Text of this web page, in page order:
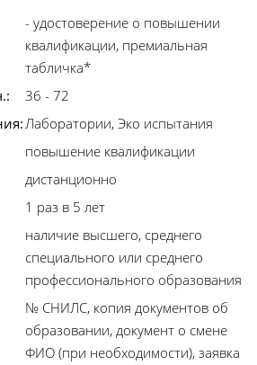
- удостоверение о повышении
квалификации, премиальная
табличка*
36 - 72
Лаборатории, Эко испытания
повышение квалификации
дистанционно
1 раз в 5 лет
наличие высшего, среднего
специального или среднего
профессионального образования
№ СНИЛС, копия документов об
образовании, документ о смене
ФИО (при необходимости), заявка